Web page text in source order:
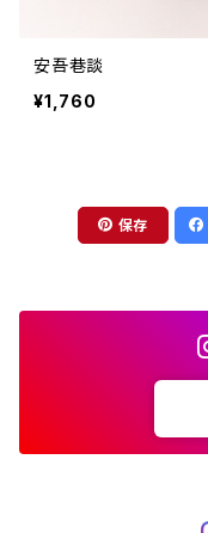
安吾巷談
¥1,760
保存